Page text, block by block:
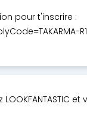
pour t'inscrire :
R1